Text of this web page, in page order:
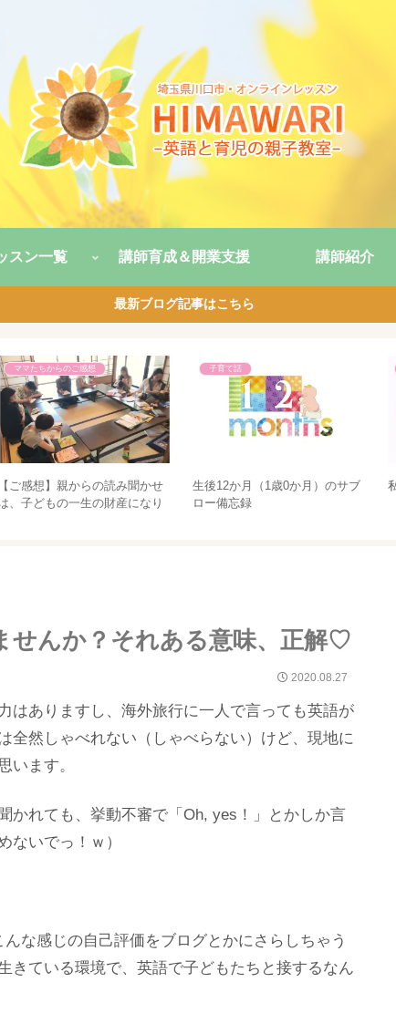
スン一覧 講師育成＆開業支援 講師紹介
最新ブログ記事はこちら
子育て話
いざという時のために！備蓄と
土鍋ごはんで、安定のおにぎり
親子英語レッスン
親子英語で大事なことは…トラ
ップ！
せんか？それある意味、正解♡
2020.08.27
はありますし、海外旅行に一人で言っても英語が
全然しゃべれない（しゃべらない）けど、現地に
います。
かれても、挙動不審で「Oh, yes！」とかしか言
ないでっ！ｗ）
な感じの自己評価をブログとかにさらしちゃう
きている環境で、英語で子どもたちと接するなん